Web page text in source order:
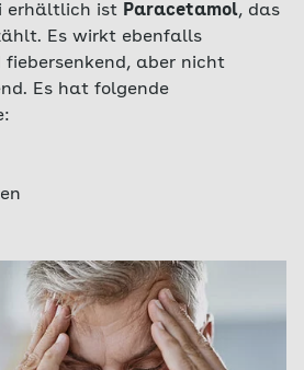
erhältlich ist Paracetamol, das
Es wirkt ebenfalls
fiebersenkend, aber nicht
Es hat folgende